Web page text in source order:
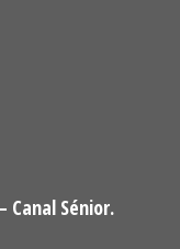
Canal Sénior.